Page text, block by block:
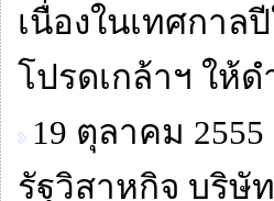
เนื่องในเทศกา
โปรดเกล้าฯ ให้
19 ตุลาคม
รัฐวิสาหกิจ บริษั